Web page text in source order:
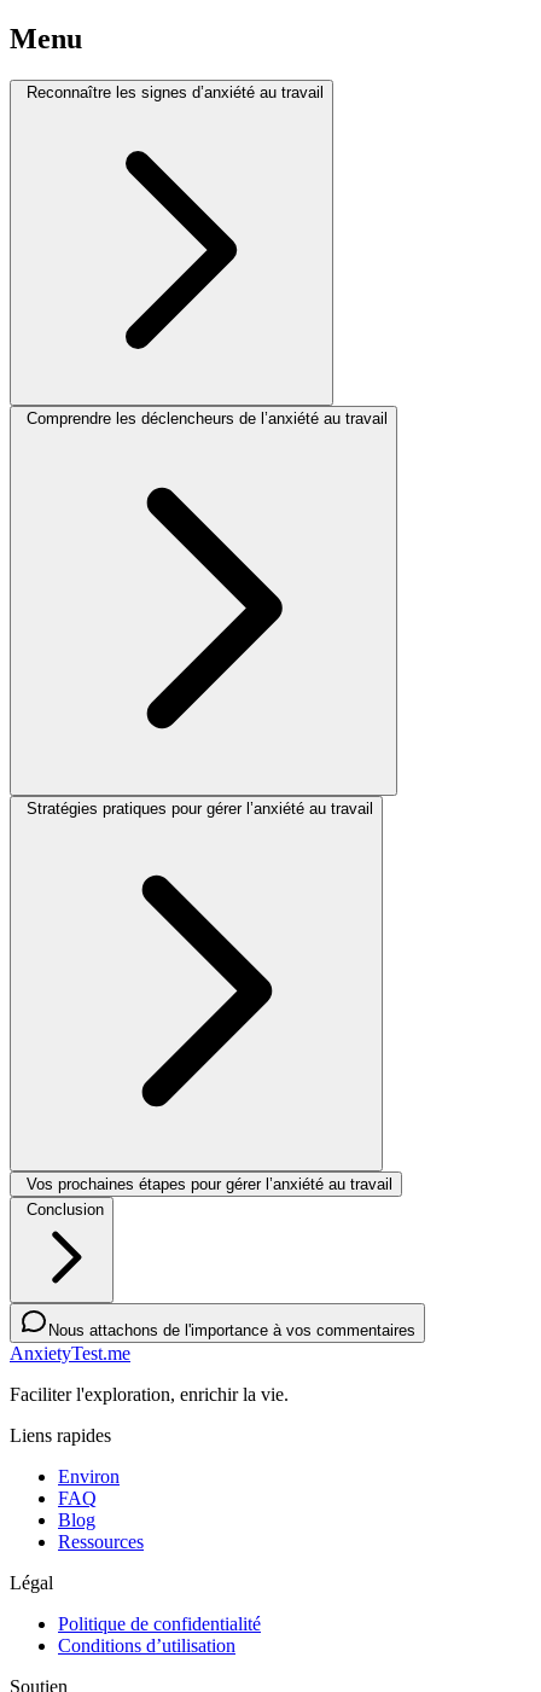
Menu
Reconnaître les signes d’anxiété au travail
Comprendre les déclencheurs de l’anxiété au travail
Stratégies pratiques pour gérer l’anxiété au travail
Vos prochaines étapes pour gérer l’anxiété au travail
Conclusion
Nous attachons de l'importance à vos commentaires
AnxietyTest.me
Faciliter l'exploration, enrichir la vie.
Liens rapides
Environ
FAQ
Blog
Ressources
Légal
Politique de confidentialité
Conditions d’utilisation
Soutien